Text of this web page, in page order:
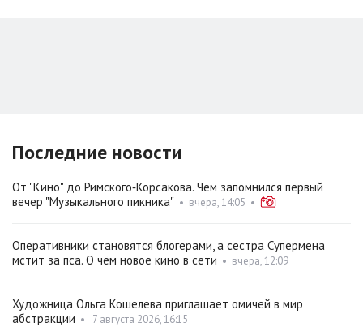
Последние новости
От "Кино" до Римского‑Корсакова. Чем запомнился первый
вечер "Музыкального пикника" • вчера, 14:05 •
Оперативники становятся блогерами, а сестра Супермена
мстит за пса. О чём новое кино в сети • вчера, 12:09
Художница Ольга Кошелева приглашает омичей в мир
абстракции • 7 августа 2026, 16:15